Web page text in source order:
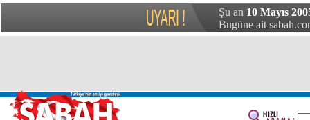
Şu an 10 Mayıs
Bugüne ait